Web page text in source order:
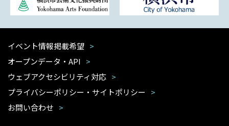
イベント情報掲載希望
オープンデータ・API
ウェブアクセシビリティ対応
プライバシーポリシー・サイトポリシー
お問い合わせ